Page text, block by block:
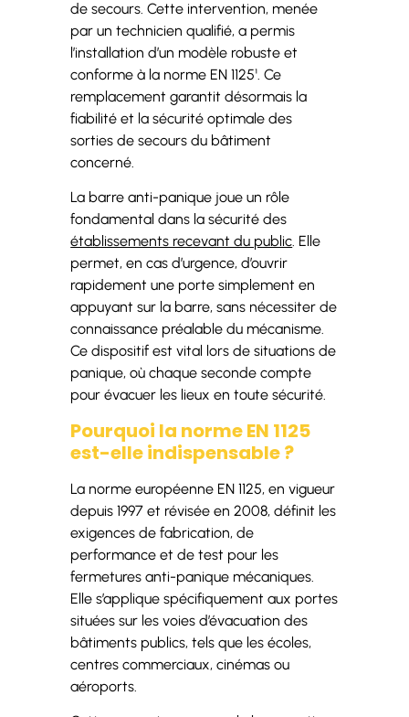
de secours. Cette intervention, menée
par un technicien qualifié, a permis
l’installation d’un modèle robuste et
conforme à la norme EN 1125¹. Ce
remplacement garantit désormais la
fiabilité et la sécurité optimale des
sorties de secours du bâtiment
concerné.
La barre anti-panique joue un rôle
fondamental dans la sécurité des
établissements recevant du public. Elle
permet, en cas d’urgence, d’ouvrir
rapidement une porte simplement en
appuyant sur la barre, sans nécessiter de
connaissance préalable du mécanisme.
Ce dispositif est vital lors de situations de
panique, où chaque seconde compte
pour évacuer les lieux en toute sécurité.
Pourquoi la norme EN 1125
est-elle indispensable ?
La norme européenne EN 1125, en vigueur
depuis 1997 et révisée en 2008, définit les
exigences de fabrication, de
performance et de test pour les
fermetures anti-panique mécaniques.
Elle s’applique spécifiquement aux portes
situées sur les voies d’évacuation des
bâtiments publics, tels que les écoles,
centres commerciaux, cinémas ou
aéroports.